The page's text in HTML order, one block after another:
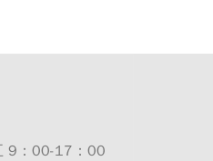
9：00-17：00